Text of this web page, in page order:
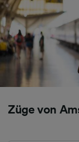
Züge von
Liste der